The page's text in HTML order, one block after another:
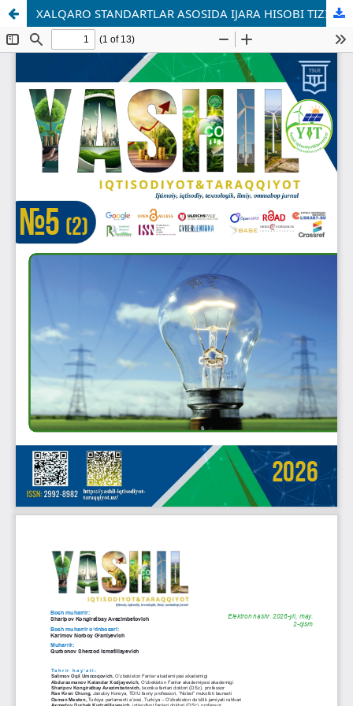
XALQARO STANDARTLAR ASOSIDA IJARA HISOBI TIZIMINI TAKOMILLASHTIRISH MASALALARI